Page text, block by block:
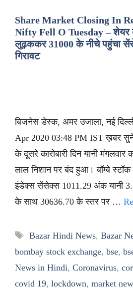
Share Market Closing In
Nifty Fell O Tuesday – शेयर
लुढ़ककर 31000 के नीचे पहुंचा
गिरावट
बिजनेस डेस्क, अमर उजाला, नई
Apr 2020 03:48 PM IST ख़बर
के दूसरे कारोबारी दिन यानी
लाल निशान पर बंद हुआ। बॉम्बे
इंडेक्स सेंसेक्स 1011.29 अंक यानी
के साथ 30636.70 के स्तर पर …
Tags
Bazar Hindi News, Bazar
bombay stock exchange, bse,
News in Hindi, Coronavirus,
covid 19, lockdown, market